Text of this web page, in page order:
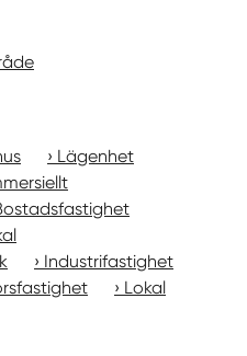
Lägenhet
Industrifastighet
Lokal